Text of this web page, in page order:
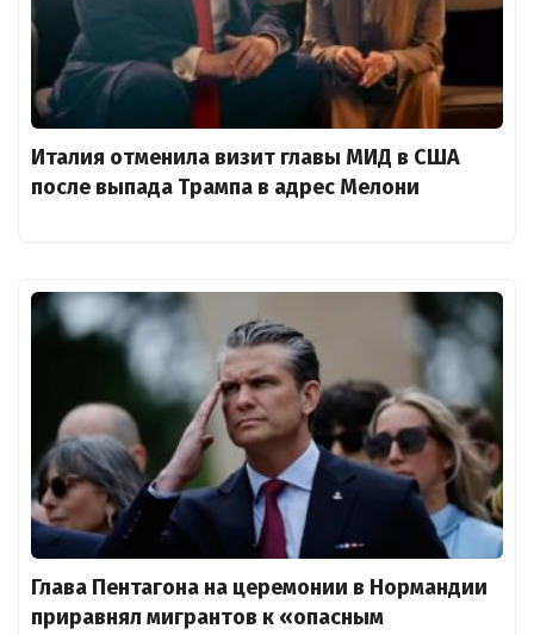
Италия отменила визит главы МИД в США
после выпада Трампа в адрес Мелони
Глава Пентагона на церемонии в Нормандии
приравнял мигрантов к «опасным